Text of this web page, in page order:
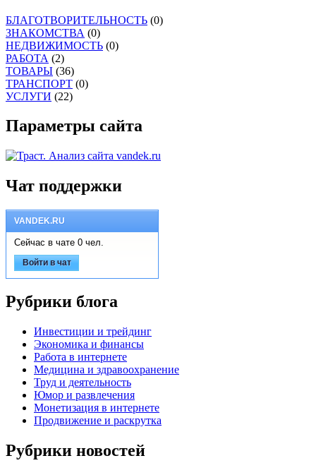
БЛАГОТВОРИТЕЛЬНОСТЬ (0)
ЗНАКОМСТВА (0)
НЕДВИЖИМОСТЬ (0)
РАБОТА (2)
ТОВАРЫ (36)
ТРАНСПОРТ (0)
УСЛУГИ (22)
Параметры сайта
Чат поддержки
VANDEK.RU
Сейчас в чате 0 чел.
Войти в чат
Рубрики блога
Инвестиции и трейдинг
Экономика и финансы
Работа в интернете
Медицина и здравоохранение
Труд и деятельность
Юмор и развлечения
Монетизация в интернете
Продвижение и раскрутка
Рубрики новостей